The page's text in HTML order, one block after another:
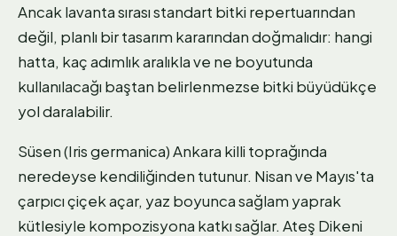
Ancak lavanta sırası standart bitki repertuarından
değil, planlı bir tasarım kararından doğmalıdır: hangi
hatta, kaç adımlık aralıkla ve ne boyutunda
kullanılacağı baştan belirlenmezse bitki büyüdükçe
yol daralabilir.
Süsen (Iris germanica) Ankara killi toprağında
neredeyse kendiliğinden tutunur. Nisan ve Mayıs'ta
çarpıcı çiçek açar, yaz boyunca sağlam yaprak
kütlesiyle kompozisyona katkı sağlar. Ateş Dikeni